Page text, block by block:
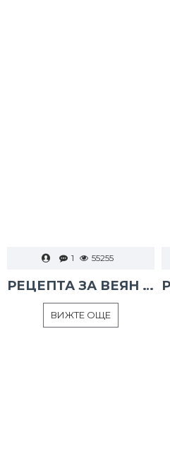
1 55255
РЕЦЕПТА ЗА ВЕЯН ПАЛАМУД
ВИЖТЕ ОЩЕ